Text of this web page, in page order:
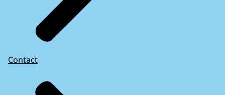
Kunt u TeamViewer downloaden,
alstublieft?
- Jonathan knikt en doet het, terwijl Amit
en download het, alstublieft.
Contact